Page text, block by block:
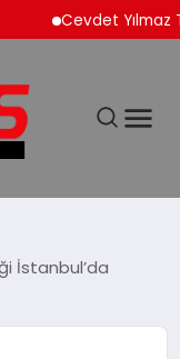
Yılmaz
İstanbul’da